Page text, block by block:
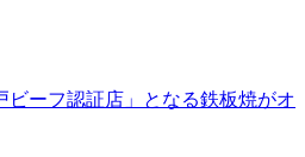
ビーフ認証店」となる鉄板焼がオ